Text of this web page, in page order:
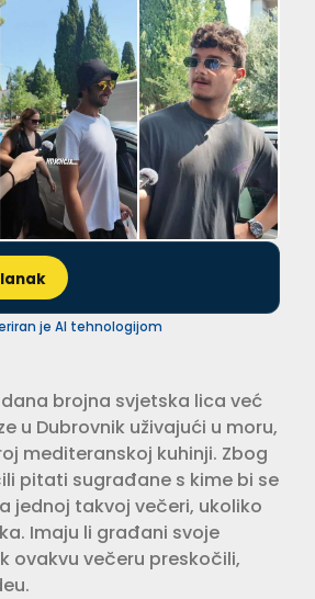
je AI tehnologijom
brojna svjetska lica već
u Dubrovnik uživajući u moru,
mediteranskoj kuhinji. Zbog
pitati sugrađane s kime bi se
jednoj takvoj večeri, ukoliko
Imaju li građani svoje
ovakvu večeru preskočili,